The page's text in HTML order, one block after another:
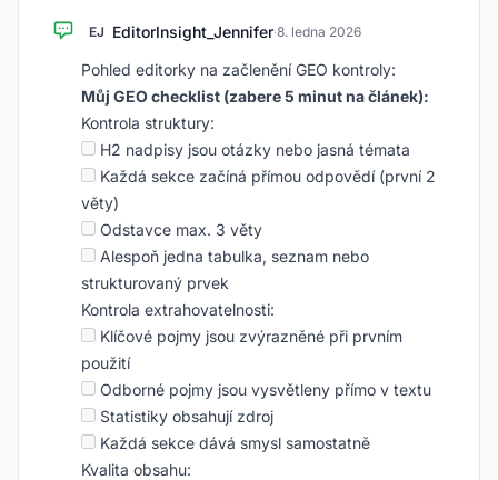
EJ EditorInsight_Jennifer·8. ledna 2026
Pohled editorky na začlenění GEO kontroly:
Můj GEO checklist (zabere 5 minut na článek):
Kontrola struktury:
H2 nadpisy jsou otázky nebo jasná témata
Každá sekce začíná přímou odpovědí (první 2
věty)
Odstavce max. 3 věty
Alespoň jedna tabulka, seznam nebo
strukturovaný prvek
Kontrola extrahovatelnosti:
Klíčové pojmy jsou zvýrazněné při prvním
použití
Odborné pojmy jsou vysvětleny přímo v textu
Statistiky obsahují zdroj
Každá sekce dává smysl samostatně
Kvalita obsahu: